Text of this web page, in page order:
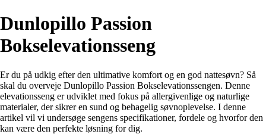
Dunlopillo Passion
Bokselevationsseng
Er du på udkig efter den ultimative komfort og en god nattesøvn? Så
skal du overveje Dunlopillo Passion Bokselevationssengen. Denne
elevationsseng er udviklet med fokus på allergivenlige og naturlige
materialer, der sikrer en sund og behagelig søvnoplevelse. I denne
artikel vil vi undersøge sengens specifikationer, fordele og hvorfor den
kan være den perfekte løsning for dig.